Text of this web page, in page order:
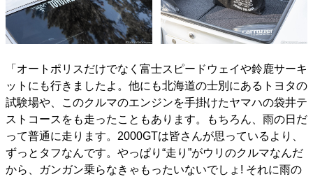
「オートポリスだけでなく富士スピードウェイや鈴鹿サーキ
ットにも行きましたよ。他にも北海道の士別にあるトヨタの
試験場や、このクルマのエンジンを手掛けたヤマハの袋井テ
ストコースをも走ったこともあります。もちろん、雨の日だ
って普通に走ります。2000GTは皆さんが思っているより、
ずっとタフなんです。やっぱり“走り”がウリのクルマなんだ
から、ガンガン乗らなきゃもったいないでしょ! それに雨の